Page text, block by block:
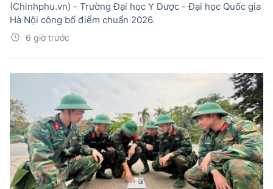
6 giờ trước
(Chinhphu.vn) - Trường Đại học Y Dược - Đại học Quốc gia
Hà Nội công bố điểm chuẩn 2026.